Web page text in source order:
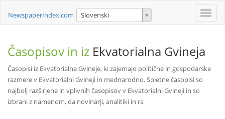
Toggle
NewspaperIndex.com Slovenski
Časopisov in iz Ekvatorialna Gvineja
Časopisi iz Ekvatorialne Gvineje, ki zajemajo politične in gospodarske
razmere v Ekvatorialni Gvineji in mednarodno. Spletne časopisi so
najbolj razširjene in vplivnih časopisov v Ekvatorialni Gvineji in so
izbrani z namenom, da novinarji, analitiki in ra